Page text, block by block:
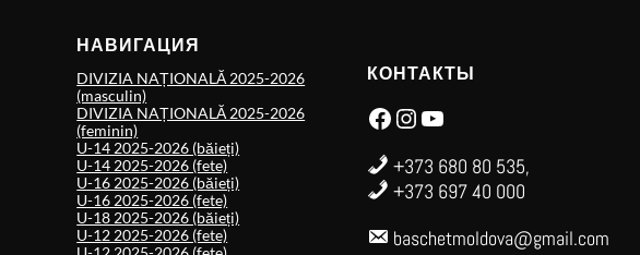
НАВИГАЦИЯ
DIVIZIA NAȚIONALĂ 2025-2026
(masculin)
DIVIZIA NAȚIONALĂ 2025-2026
(feminin)
U-14 2025-2026 (băieți)
U-14 2025-2026 (fete)
U-16 2025-2026 (băieți)
U-16 2025-2026 (fete)
U-18 2025-2026 (băieți)
U-12 2025-2026 (fete)
КОНТАКТЫ
Facebook Instagram YouTube
+373 680 80 535,
+373 697 40 000
baschetmoldova@gmail.com